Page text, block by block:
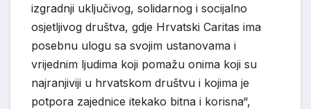
izgradnji uključivog, solidarnog i socijalno
osjetljivog društva, gdje Hrvatski Caritas ima
posebnu ulogu sa svojim ustanovama i
vrijednim ljudima koji pomažu onima koji su
najranjiviji u hrvatskom društvu i kojima je
potpora zajednice itekako bitna i korisna“,